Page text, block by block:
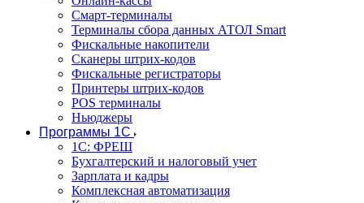
Смарт-терминалы
Терминалы сбора данных АТОЛ Smart
Фискальные накопители
Сканеры штрих-кодов
Фискальные регистраторы
Принтеры штрих-кодов
POS терминалы
Ньюджеры
Программы 1С
1C: ФРЕШ
Бухгалтерский и налоговый учет
Зарплата и кадры
Комплексная автоматизация